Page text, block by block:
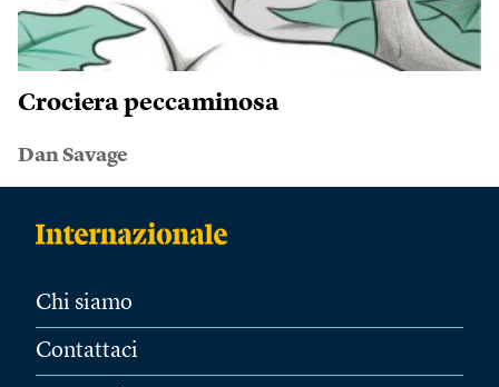
Crociera peccaminosa
Dan Savage
Chi siamo
Contattaci